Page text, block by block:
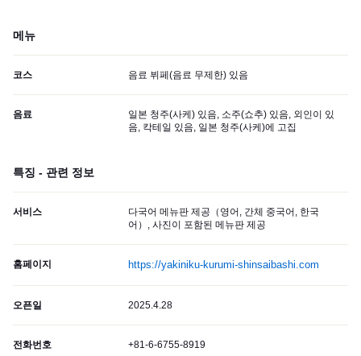
메뉴
코스 음료 뷔페(음료 무제한) 있음
음료
일본 청주(사케) 있음, 소주(쇼추) 있음, 외인이 있
음, 칵테일 있음, 일본 청주(사케)에 고집
특징 - 관련 정보
서비스
다국어 메뉴판 제공（영어, 간체 중국어, 한국
어）, 사진이 포함된 메뉴판 제공
홈페이지 https://yakiniku-kurumi-shinsaibashi.com
오픈일 2025.4.28
전화번호
+81-6-6755-8919